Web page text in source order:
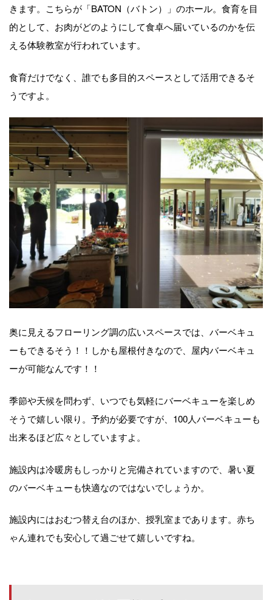
きます。こちらが「BATON（バトン）」のホール。食育を目
的として、お肉がどのようにして食卓へ届いているのかを伝
える体験教室が行われています。
食育だけでなく、誰でも多目的スペースとして活用できるそ
うですよ。
奥に見えるフローリング調の広いスペースでは、バーベキュ
ーもできるそう！！しかも屋根付きなので、屋内バーベキュ
ーが可能なんです！！
季節や天候を問わず、いつでも気軽にバーベキューを楽しめ
そうで嬉しい限り。予約が必要ですが、100人バーベキューも
出来るほど広々としていますよ。
施設内は冷暖房もしっかりと完備されていますので、暑い夏
のバーベキューも快適なのではないでしょうか。
施設内にはおむつ替え台のほか、授乳室まであります。赤ち
ゃん連れでも安心して過ごせて嬉しいですね。